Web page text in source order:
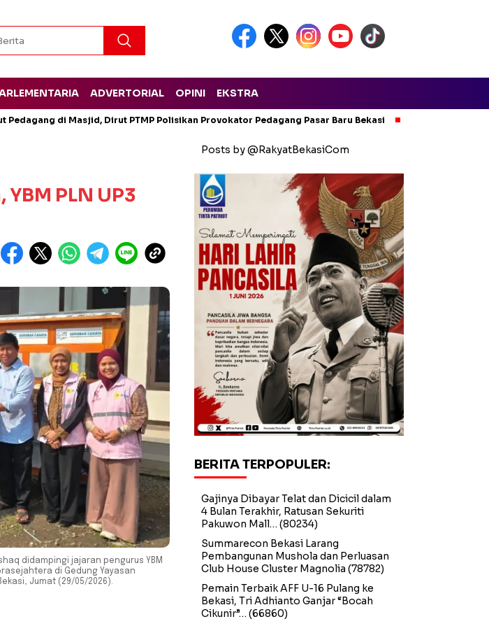
ADVERTORIAL OPINI EKSTRA
Pedagang di Masjid, Dirut PTMP Polisikan Provokator Pedagang Pasar Baru Bekasi
PLN UP3
didampingi jajaran pengurus YBM
di Gedung Yayasan
Jumat (29/05/2026).
Posts by @RakyatBekasiCom
BERITA TERPOPULER:
Gajinya Dibayar Telat dan Dicicil dalam
4 Bulan Terakhir, Ratusan Sekuriti
Pakuwon Mall… (80234)
Summarecon Bekasi Larang
Pembangunan Mushola dan Perluasan
Club House Cluster Magnolia (78782)
Pemain Terbaik AFF U-16 Pulang ke
Bekasi, Tri Adhianto Ganjar “Bocah
Cikunir”… (66860)